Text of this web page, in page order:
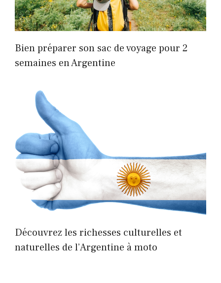
Bien préparer son sac de voyage pour 2
semaines en Argentine
Découvrez les richesses culturelles et
naturelles de l’Argentine à moto